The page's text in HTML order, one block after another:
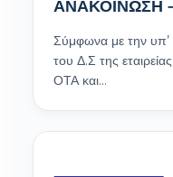
ΑΝΑΚΟΙΝΩΣΗ
Σύμφωνα με την
του Δ.Σ της
ΟΤΑ και…